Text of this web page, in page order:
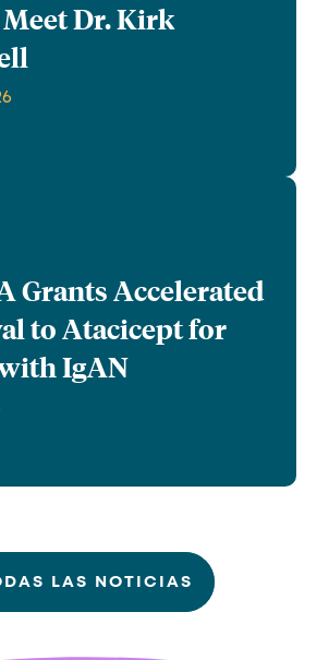
Dr. Kirk
Grants Accelerated
to Atacicept for
IgAN
LAS NOTICIAS